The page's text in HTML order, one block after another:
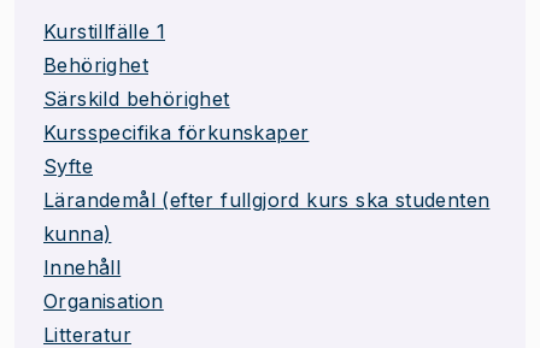
Kurstillfälle 1
Behörighet
Särskild behörighet
Kursspecifika förkunskaper
Syfte
Lärandemål (efter fullgjord kurs ska studenten
kunna)
Innehåll
Organisation
Litteratur